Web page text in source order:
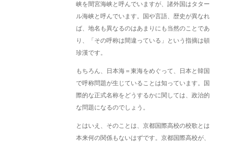
峡を間宮海峡と呼んでいますが、諸外国はタター
ル海峡と呼んでいます。国や言語、歴史が異なれ
ば、地名も異なるのはあまりにも当然のことであ
り、「その呼称は間違っている」という指摘は頓
珍漢です。
もちろん、日本海＝東海をめぐって、日本と韓国
で呼称問題が生じていることは知っています。国
際的な正式名称をどうするかに関しては、政治的
な問題になるのでしょう。
とはいえ、そのことは、京都国際高校の校歌とは
本来何の関係もないはずです。京都国際高校が、